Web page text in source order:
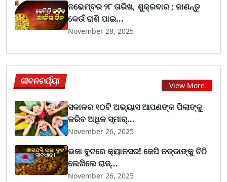
ନଭେମ୍ବର ୨୮ ତାରିଖ, ଶୁକ୍ରବାର ; ଜାଣନ୍ତୁ
କେଉଁ ରାଶି ପାଇ...
November 28, 2025
ଜୀବନଚର୍ଯ୍ୟା View More
ସକାଳର ୧୦ଟି ଅଭ୍ୟାସ ଆପଣଙ୍କ ପିଲାଙ୍କୁ
କରିବ ଅଧିକ ସ୍ମାର୍...
November 26, 2025
ଭଜା ବୁଟରେ କ୍ୟାନସର! ଜେପି ନଡ୍ଡାଙ୍କୁ ଚିଠି
ଲେଖିଲେ ରାଜ୍...
November 26, 2025